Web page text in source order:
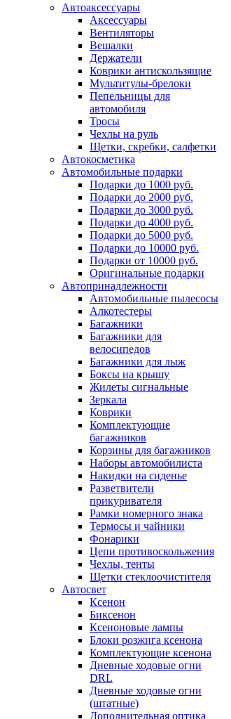
Автоаксессуары
Аксессуары
Вентиляторы
Вешалки
Держатели
Коврики антискользящие
Мультитулы-брелоки
Пепельницы для
автомобиля
Тросы
Чехлы на руль
Щетки, скребки, салфетки
Автокосметика
Автомобильные подарки
Подарки до 1000 руб.
Подарки до 2000 руб.
Подарки до 3000 руб.
Подарки до 4000 руб.
Подарки до 5000 руб.
Подарки до 10000 руб.
Подарки от 10000 руб.
Оригинальные подарки
Автопринадлежности
Автомобильные пылесосы
Алкотестеры
Багажники
Багажники для
велосипедов
Багажники для лыж
Боксы на крышу
Жилеты сигнальные
Зеркала
Коврики
Комплектующие
багажников
Корзины для багажников
Наборы автомобилиста
Накидки на сиденье
Разветвители
прикуривателя
Рамки номерного знака
Термосы и чайники
Фонарики
Цепи противоскольжения
Чехлы, тенты
Щетки стеклоочистителя
Автосвет
Ксенон
Биксенон
Ксеноновые лампы
Блоки розжига ксенона
Комплектующие ксенона
Дневные ходовые огни
DRL
Дневные ходовые огни
(штатные)
Дополнительная оптика